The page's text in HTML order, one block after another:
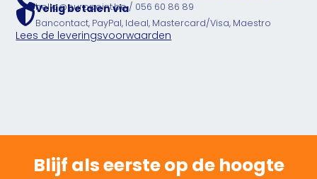
hello@europoint.be / 056 60 86 89
Veilig betalen via
Bancontact, PayPal, Ideal, Mastercard/Visa, Maestro
Lees de leveringsvoorwaarden
Blijf als eerste op de hoogte